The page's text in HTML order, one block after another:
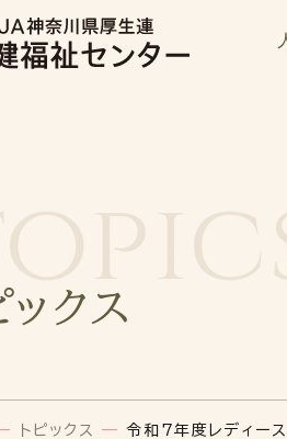
topics
ックス
トピックス — 令和7年度レディー